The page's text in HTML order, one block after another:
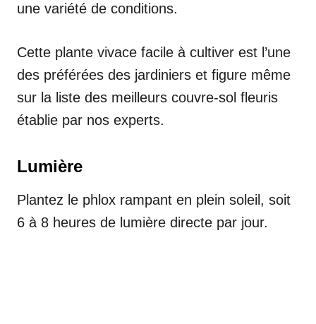
une variété de conditions.
Cette plante vivace facile à cultiver est l’une
des préférées des jardiniers et figure même
sur la liste des meilleurs couvre-sol fleuris
établie par nos experts.
Lumière
Plantez le phlox rampant en plein soleil, soit
6 à 8 heures de lumière directe par jour.